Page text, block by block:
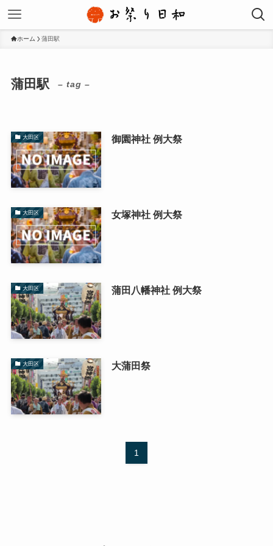
ホーム 蒲田駅
蒲田駅 – tag –
大田区 御園神社 例大祭
大田区 女塚神社 例大祭
大田区 蒲田八幡神社 例大祭
大田区 大蒲田祭
1